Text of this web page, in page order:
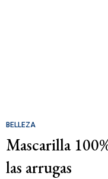
BELLEZA
Mascarilla
las arrugas